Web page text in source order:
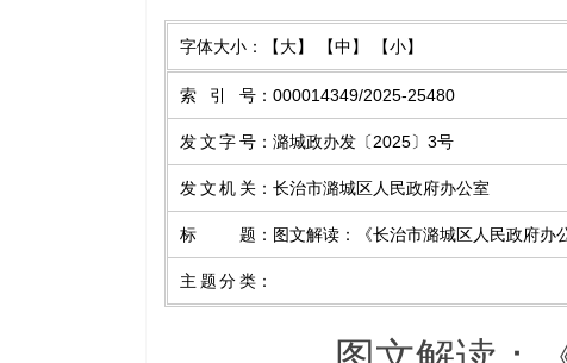
字体大小： 【大】 【中】 【小】
索引号 ： 000014349/2025-25480
发文字号 ： 潞城政办发〔2025〕3号
发文机关 ： 长治市潞城区人民政府办公室
标题 ： 图文解读：《长治市潞城区人民政府办
主题分类 ：